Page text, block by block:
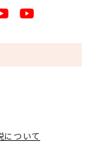
について